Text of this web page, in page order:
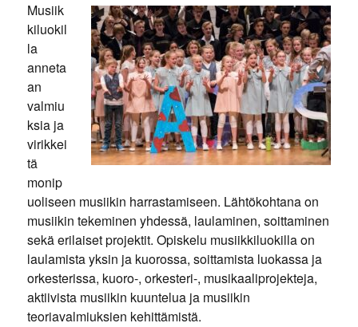
Musiik
kiluokil
la
anneta
an
valmiu
ksia ja
virikkei
tä
monip
uoliseen musiikin harrastamiseen. Lähtökohtana on
musiikin tekeminen yhdessä, laulaminen, soittaminen
sekä erilaiset projektit. Opiskelu musiikkiluokilla on
laulamista yksin ja kuorossa, soittamista luokassa ja
orkesterissa, kuoro-, orkesteri-, musikaaliprojekteja,
aktiivista musiikin kuuntelua ja musiikin
teoriavalmiuksien kehittämistä.